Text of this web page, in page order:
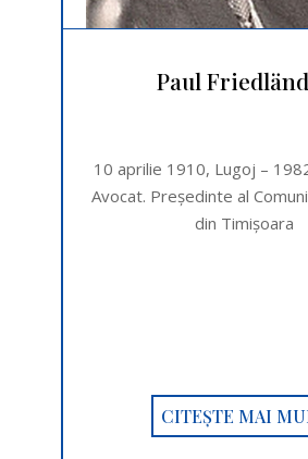
Paul
10 aprilie 1910, Lugoj –
Avocat. Preşedinte al
din Timişoara
CITEȘTE MAI